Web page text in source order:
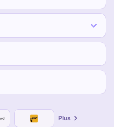
Plus